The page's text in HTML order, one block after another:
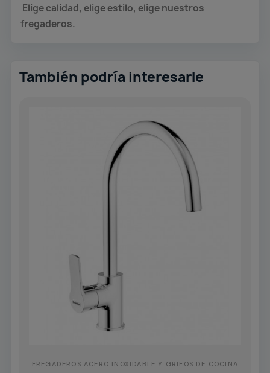
Elige calidad, elige estilo, elige nuestros
fregaderos.
También podría interesarle
FREGADEROS ACERO INOXIDABLE Y GRIFOS DE COCINA